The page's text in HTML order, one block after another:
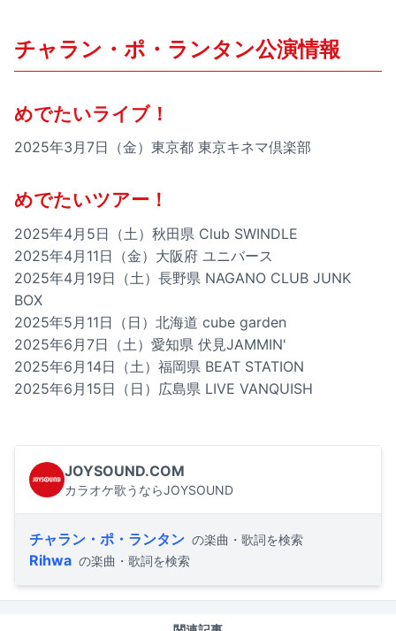
チャラン・ポ・ランタン公演情報
めでたいライブ！
2025年3月7日（金）東京都 東京キネマ倶楽部
めでたいツアー！
2025年4月5日（土）秋田県 Club SWINDLE
2025年4月11日（金）大阪府 ユニバース
2025年4月19日（土）長野県 NAGANO CLUB JUNK
BOX
2025年5月11日（日）北海道 cube garden
2025年6月7日（土）愛知県 伏見JAMMIN'
2025年6月14日（土）福岡県 BEAT STATION
2025年6月15日（日）広島県 LIVE VANQUISH
JOYSOUND.COM
カラオケ歌うならJOYSOUND
チャラン・ポ・ランタン の楽曲・歌詞を検索
Rihwa の楽曲・歌詞を検索